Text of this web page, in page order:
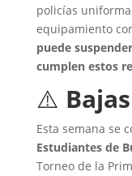
policías
equipamiento
puede
cumplen estos
⚠️
Esta semana se
Estudiantes de
Torneo de la